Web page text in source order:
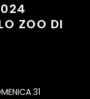
ZOO DI
31